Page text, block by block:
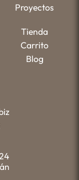
Proyectos
Tienda
Carrito
Blog